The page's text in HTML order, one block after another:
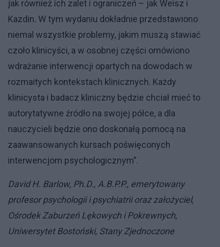
jak również ich zalet i ograniczeń – jak Weisz i
Kazdin. W tym wydaniu dokładnie przedstawiono
niemal wszystkie problemy, jakim muszą stawiać
czoło klinicyści, a w osobnej części omówiono
wdrażanie interwencji opartych na dowodach w
rozmaitych kontekstach klinicznych. Każdy
klinicysta i badacz kliniczny będzie chciał mieć to
autorytatywne źródło na swojej półce, a dla
nauczycieli będzie ono doskonałą pomocą na
zaawansowanych kursach poświęconych
interwencjom psychologicznym”.
David H. Barlow, Ph.D., A.B.P.P., emerytowany
profesor psychologii i psychiatrii oraz założyciel,
Ośrodek Zaburzeń Lękowych i Pokrewnych,
Uniwersytet Bostoński, Stany Zjednoczone